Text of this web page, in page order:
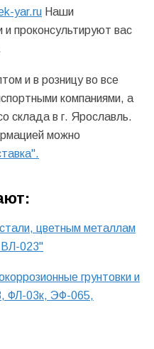
yar.ru Наши
проконсультируют вас
и в розницу во все
компаниями, а
склада в г. Ярославль.
можно
цветным металлам
023"
грунтовки и
ФЛ-03к, ЭФ-065,